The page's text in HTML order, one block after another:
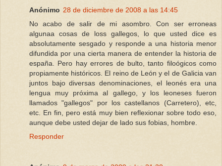
Anónimo 28 de diciembre de 2008 a las 14:45
No acabo de salir de mi asombro. Con ser erroneas
algunaa cosas de loss gallegos, lo que usted dice es
absolutamente sesgado y responde a una historia menor
difundida por una cierta manera de entender la historia de
españa. Pero hay errores de bulto, tanto filoógicos como
propiamente históricos. El reino de León y el de Galicia van
juntos bajo diversas denominaciones, el leonés era una
lengua muy próxima al gallego, y los leoneses fueron
llamados "gallegos" por los castellanos (Carretero), etc,
etc. En fin, pero está muy bien reflexionar sobre todo eso,
aunque debe usted dejar de lado sus fobias, hombre.
Responder